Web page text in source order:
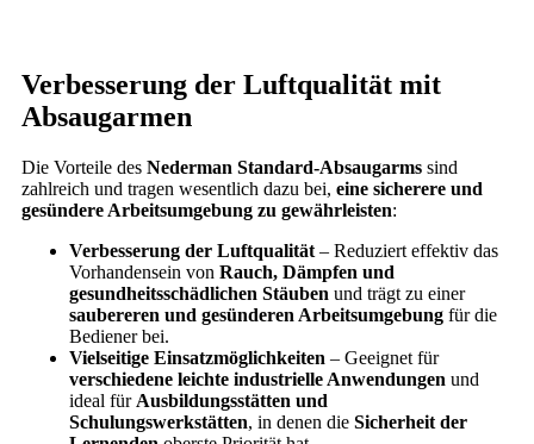
Verbesserung der Luftqualität mit
Absaugarmen
Die Vorteile des Nederman Standard-Absaugarms sind
zahlreich und tragen wesentlich dazu bei, eine sicherere und
gesündere Arbeitsumgebung zu gewährleisten:
Verbesserung der Luftqualität – Reduziert effektiv das
Vorhandensein von Rauch, Dämpfen und
gesundheitsschädlichen Stäuben und trägt zu einer
saubereren und gesünderen Arbeitsumgebung für die
Bediener bei.
Vielseitige Einsatzmöglichkeiten – Geeignet für
verschiedene leichte industrielle Anwendungen und
ideal für Ausbildungsstätten und
Schulungswerkstätten, in denen die Sicherheit der